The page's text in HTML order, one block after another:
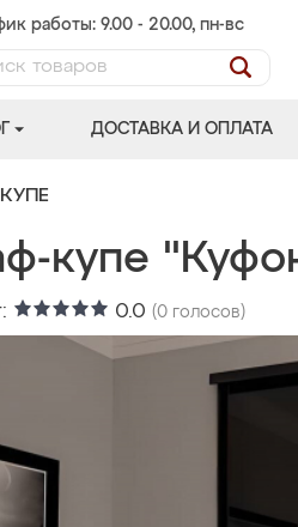
работы: 9.00 - 20.00, пн-вс
ДОСТАВКА И ОПЛАТА
купе
0.0 (0 голосов)